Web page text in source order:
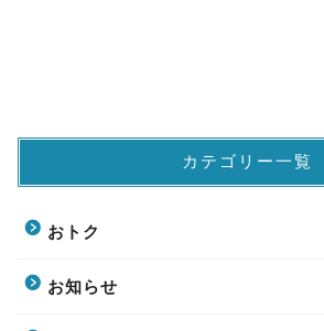
カテゴリー一覧
おトク
お知らせ